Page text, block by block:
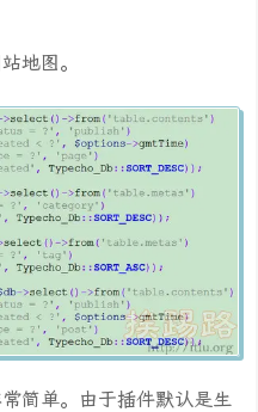
地图。
简单。由于插件默认是生